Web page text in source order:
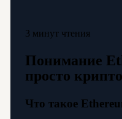
3 минут чтения
Понимание
просто
Что такое